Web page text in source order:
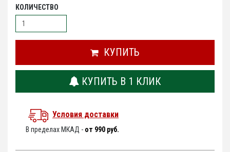
КОЛИЧЕСТВО
КУПИТЬ
КУПИТЬ В 1 КЛИК
Условия доставки
В пределах МКАД - от 990 руб.